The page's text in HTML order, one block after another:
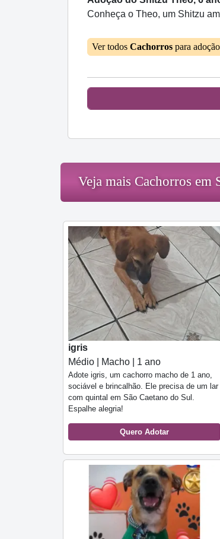
Conheça o Theo, um Shitzu
Ver todos Cachorros para
Veja mais Cachorros em
igris
Médio | Macho | 1 ano
Adote igris, um cachorro macho de 1 ano,
sociável e brincalhão. Ele precisa de um lar
com quintal em São Caetano do Sul.
Espalhe alegria!
Quero Adotar